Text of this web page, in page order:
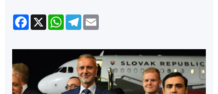
Facebook
X WhatsApp
Telegram